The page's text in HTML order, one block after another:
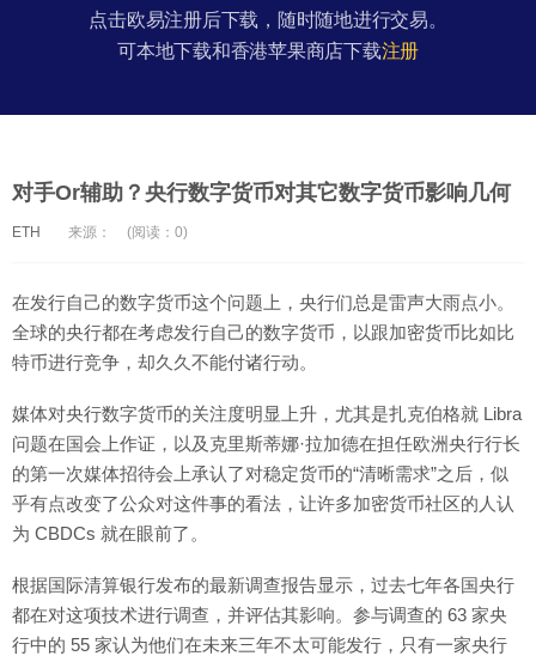
点击欧易注册后下载，随时随地进行交易。
可本地下载和香港苹果商店下载注册
对手Or辅助？央行数字货币对其它数字货币影响几何
ETH 来源： (阅读：0)
在发行自己的数字货币这个问题上，央行们总是雷声大雨点小。
全球的央行都在考虑发行自己的数字货币，以跟加密货币比如比
特币进行竞争，却久久不能付诸行动。
媒体对央行数字货币的关注度明显上升，尤其是扎克伯格就 Libra
问题在国会上作证，以及克里斯蒂娜·拉加德在担任欧洲央行行长
的第一次媒体招待会上承认了对稳定货币的“清晰需求”之后，似
乎有点改变了公众对这件事的看法，让许多加密货币社区的人认
为 CBDCs 就在眼前了。
根据国际清算银行发布的最新调查报告显示，过去七年各国央行
都在对这项技术进行调查，并评估其影响。参与调查的 63 家央
行中的 55 家认为他们在未来三年不太可能发行，只有一家央行